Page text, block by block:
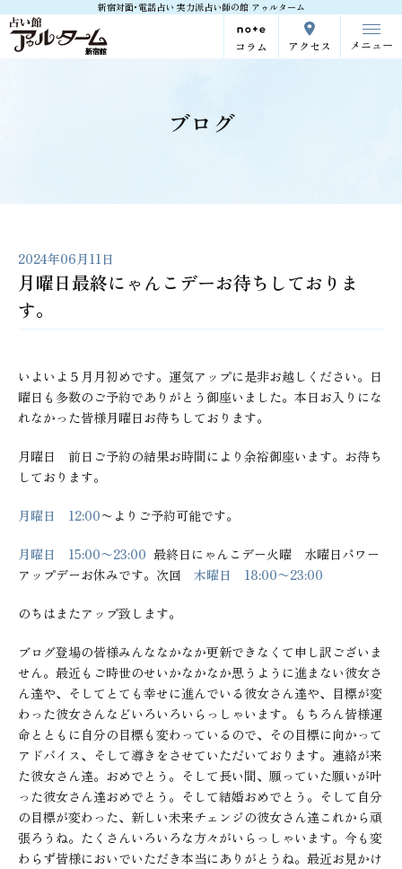
新宿対面･電話占い 実力派占い師の館 アゥルターム
コラム アクセス メニュー
ブログ
2024年06月11日
月曜日最終にゃんこデーお待ちしておりま
す。
いよいよ５月月初めです。運気アップに是非お越しください。日
曜日も多数のご予約でありがとう御座いました。本日お入りにな
れなかった皆様月曜日お待ちしております。
月曜日 前日ご予約の結果お時間により余裕御座います。お待ち
しております。
月曜日 12:00〜よりご予約可能です。
月曜日 15:00〜23:00 最終日にゃんこデー火曜 水曜日パワー
アップデーお休みです。次回 木曜日 18:00〜23:00
のちはまたアップ致します。
ブログ登場の皆様みんななかなか更新できなくて申し訳ございま
せん。最近もご時世のせいかなかなか思うように進まない彼女さ
ん達や、そしてとても幸せに進んでいる彼女さん達や、目標が変
わった彼女さんなどいろいろいらっしゃいます。もちろん皆様運
命とともに自分の目標も変わっているので、その目標に向かって
アドバイス、そして導きをさせていただいております。連絡が来
た彼女さん達。おめでとう。そして長い間、願っていた願いが叶
った彼女さん達おめでとう。そして結婚おめでとう。そして自分
の目標が変わった、新しい未来チェンジの彼女さん達これから頑
張ろうね。たくさんいろいろな方々がいらっしゃいます。今も変
わらず皆様においでいただき本当にありがとうね。最近お見かけ